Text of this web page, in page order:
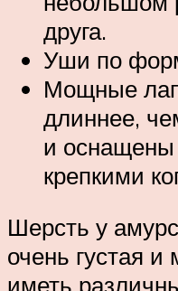
друга.
Уши по
Мощные
длиннее,
и оснащены
крепкими
Шерсть у
очень густая
иметь